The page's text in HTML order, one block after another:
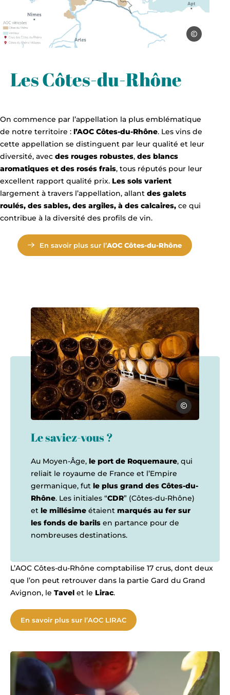
Carte des appellations de vin du Grand Avignon, © Le Grand Avignon
Le Grand
Les Côtes-du-Rhône
On commence par l’appellation la plus emblématique
de notre territoire : l’AOC Côtes-du-Rhône. Les vins de
cette appellation se distinguent par leur qualité et leur
diversité, avec des rouges robustes, des blancs
aromatiques et des rosés frais, tous réputés pour leur
excellent rapport qualité prix. Les sols varient
largement à travers l’appellation, allant des galets
roulés, des sables, des argiles, à des calcaires, ce qui
contribue à la diversité des profils de vin.
En savoir plus sur l’AOC Côtes-du-Rhône
Serge Chapuis
Le saviez-vous ?
Au Moyen-Âge, le port de Roquemaure, qui
reliait le royaume de France et l’Empire
germanique, fut le plus grand des Côtes-du-
Rhône. Les initiales “CDR” (Côtes-du-Rhône)
et le millésime étaient marqués au fer sur
les fonds de barils en partance pour de
nombreuses destinations.
L’AOC Côtes-du-Rhône comptabilise 17 crus, dont deux
que l’on peut retrouver dans la partie Gard du Grand
Avignon, le Tavel et le Lirac.
En savoir plus sur l’AOC LIRAC